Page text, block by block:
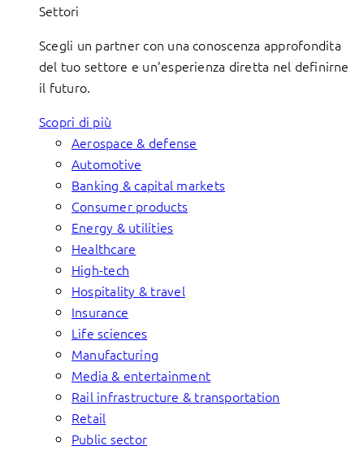
Settori
Scegli un partner con una conoscenza approfondita
del tuo settore e un’esperienza diretta nel definirne
il futuro.
Scopri di più
Aerospace & defense
Automotive
Banking & capital markets
Consumer products
Energy & utilities
Healthcare
High-tech
Hospitality & travel
Insurance
Life sciences
Manufacturing
Media & entertainment
Rail infrastructure & transportation
Retail
Public sector